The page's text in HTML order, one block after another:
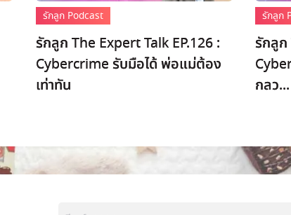
รักลูก Podcast
รักลูก The Expert Talk EP.126 :
Cybercrime รับมือได้ พ่อแม่ต้อง
เท่าทัน
รักลูก
รักลูก
กลว...